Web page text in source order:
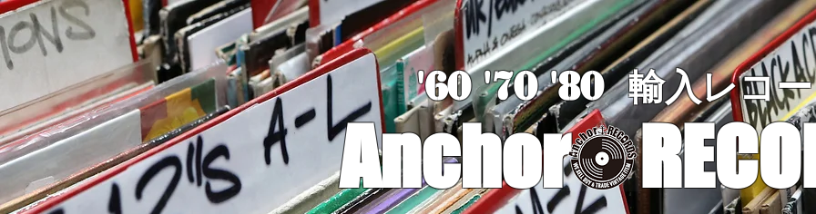
'60 '70'80 輸入レコ
Anchor